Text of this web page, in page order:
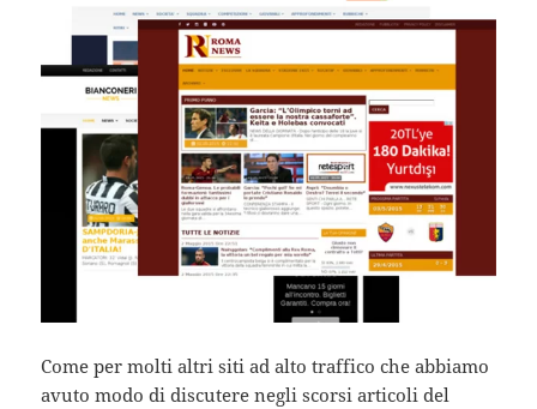
Come per molti altri siti ad alto traffico che abbiamo
avuto modo di discutere negli scorsi articoli del